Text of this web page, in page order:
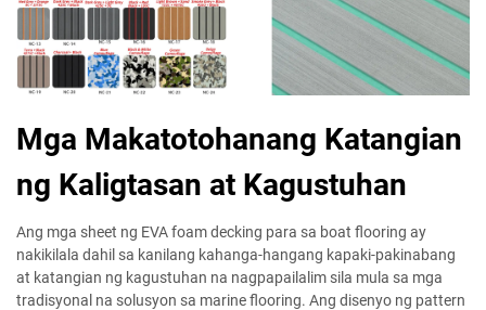
Mga Makatotohanang Katangian
ng Kaligtasan at Kagustuhan
Ang mga sheet ng EVA foam decking para sa boat flooring ay
nakikilala dahil sa kanilang kahanga-hangang kapaki-pakinabang
at katangian ng kagustuhan na nagpapailalim sila mula sa mga
tradisyonal na solusyon sa marine flooring. Ang disenyo ng pattern